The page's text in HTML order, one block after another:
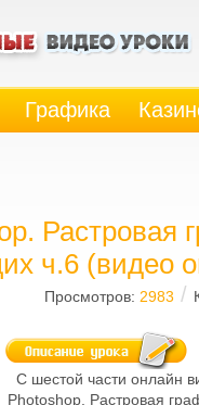
Графика
Растровая
ч.6 (видео
Просмотров: 2983 /
С шестой части онлайн
Photoshop. Растровая